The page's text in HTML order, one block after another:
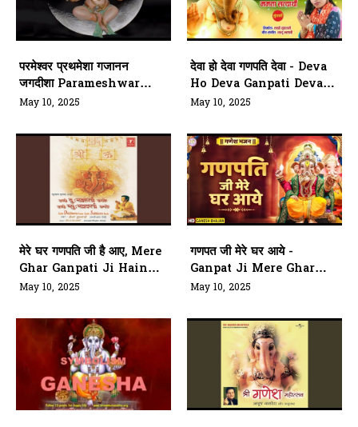
परमेश्वर प्रथमेशा गजानन
जगदीशा Parameshwar
Prathameshaa Gajaanan
May 10, 2025
देवा हो देवा गणपति देवा - Deva
Ho Deva Ganpati Deva
Lyrics
May 10, 2025
मेरे घर गणपति जी है आए, Mere
Ghar Ganpati Ji Hain
Aaye
May 10, 2025
गणपत जी मेरे घर आये -
Ganpat Ji Mere Ghar
Aaye Lyrics
May 10, 2025